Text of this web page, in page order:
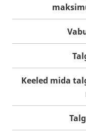
Keeled mida